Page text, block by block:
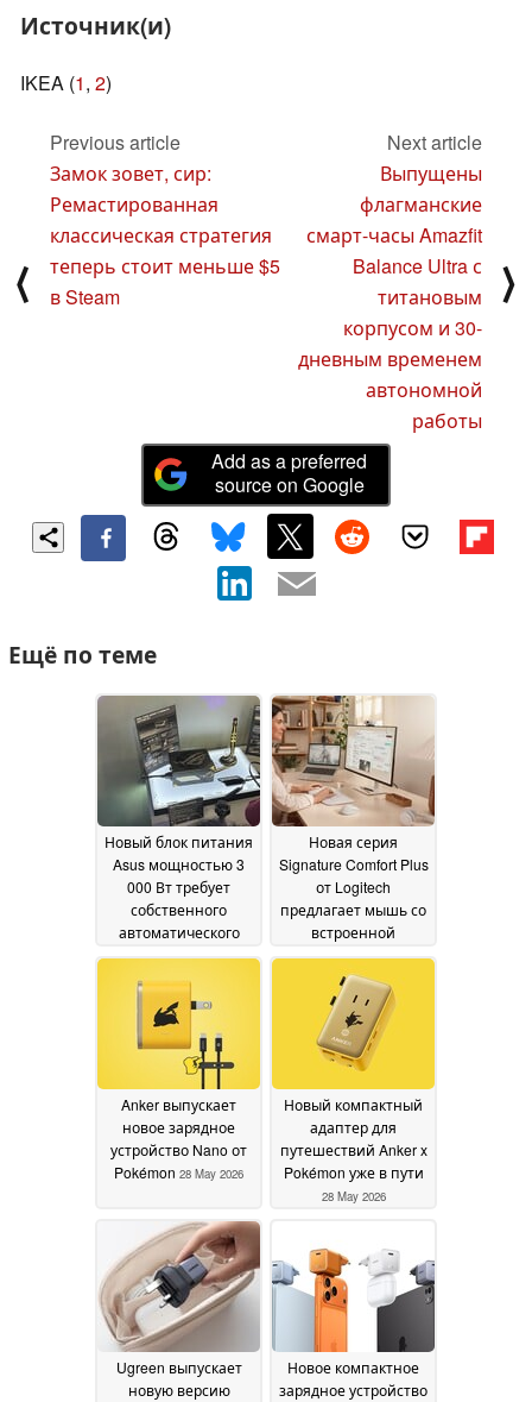
Источник(и)
IKEA (1, 2)
⟨
Previous article
Замок зовет, сир:
Ремастированная
классическая стратегия
теперь стоит меньше $5
в Steam
Next article
Выпущены
флагманские
смарт-часы Amazfit
Balance Ultra с
титановым
корпусом и 30-
дневным временем
автономной
работы
⟩
Add as a preferred
source on Google
Ещё по теме
Новый блок питания
Asus мощностью 3
000 Вт требует
собственного
автоматического
выключателя и
работает не везде
June 2026
Новая серия
Signature Comfort Plus
от Logitech
предлагает мышь со
встроенной
подушкой для
ладоней и
клавиатуру с мягкой
подставкой для
запястий из
двойной пены
2026
Anker выпускает
новое зарядное
устройство Nano от
Pokémon 28 May 2026
Новый компактный
адаптер для
путешествий Anker x
Pokémon уже в пути
28 May 2026
Ugreen выпускает
новую версию
Новое компактное
зарядное устройство